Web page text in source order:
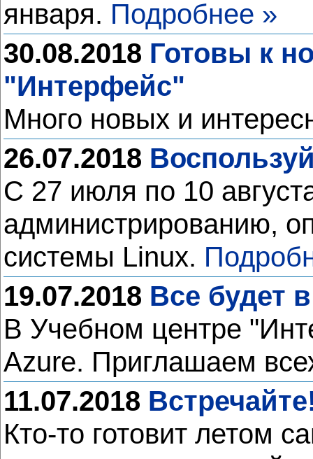
января. Подробнее »
30.08.2018 Готовы к
"Интерфейс"
Много новых и
26.07.2018
С 27 июля по 10
администрированию,
системы Linux.
19.07.2018 Все будет
В Учебном центре
Azure. Приглашаем
11.07.2018
Кто-то готовит летом